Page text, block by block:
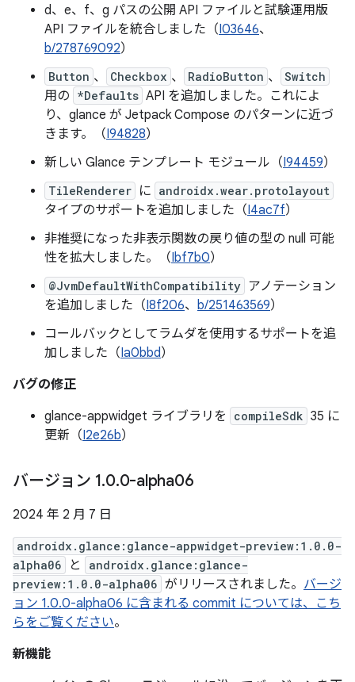
d、e、f、g パスの公開 API ファイルと試験運用版
API ファイルを統合しました（I03646、
b/278769092）
Button 、 Checkbox 、 RadioButton 、 Switch
用の *Defaults API を追加しました。これによ
り、glance が Jetpack Compose のパターンに近づ
きます。（I94828）
新しい Glance テンプレート モジュール（I94459）
TileRenderer に androidx.wear.protolayout
タイプのサポートを追加しました（I4ac7f）
非推奨になった非表示関数の戻り値の型の null 可能
性を拡大しました。（Ibf7b0）
@JvmDefaultWithCompatibility アノテーション
を追加しました（I8f206、 b/251463569）
コールバックとしてラムダを使用するサポートを追
加しました（Ia0bbd）
バグの修正
glance-appwidget ライブラリを
compileSdk 35 に
更新（I2e26b）
バージョン 1.0.0-alpha06
2024 年 2 月 7 日
androidx.glance:glance-appwidget-preview:1.0.0-
alpha06
と
androidx.glance:glance-
preview:1.0.0-alpha06 がリリースされました。 バージ
ョン 1.0.0-alpha06 に含まれる commit については、こち
らをご覧ください。
新機能